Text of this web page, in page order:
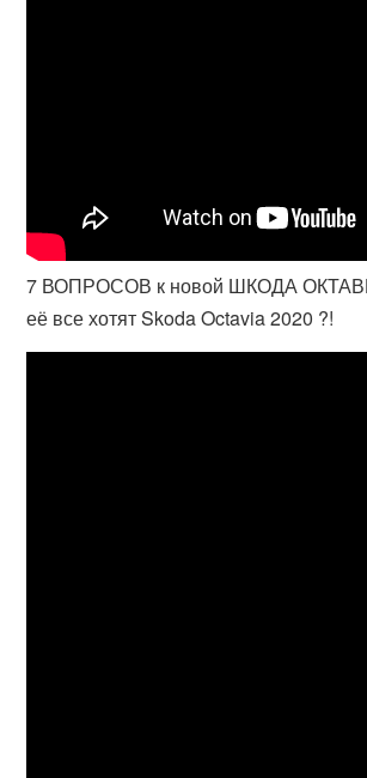
7 ВОПРОСОВ к новой ШКОДА
её все хотят Skoda Octavia 2020 ?!